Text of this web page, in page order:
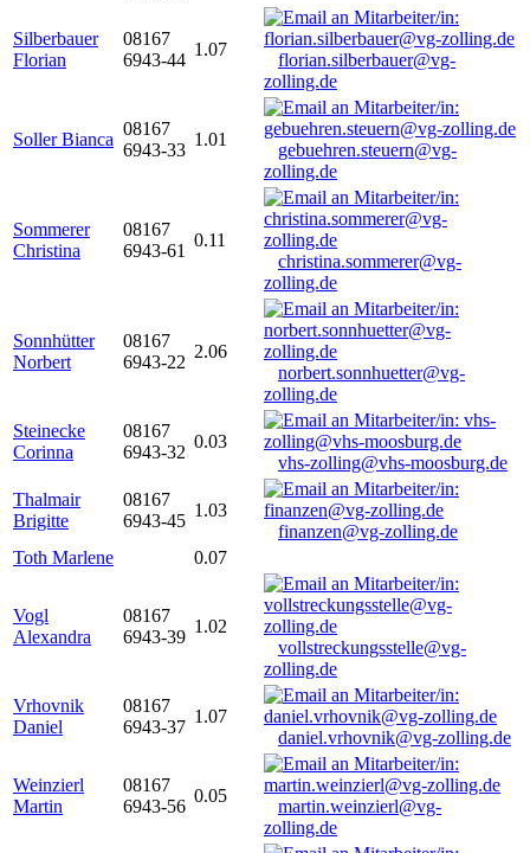
Silberbauer
Florian
08167
6943-44
1.07
florian.silberbauer@vg-
zolling.de
Soller Bianca
08167
6943-33
1.01
gebuehren.steuern@vg-
zolling.de
Sommerer
Christina
08167
6943-61
0.11
christina.sommerer@vg-
zolling.de
Sonnhütter
Norbert
08167
6943-22
2.06
norbert.sonnhuetter@vg-
zolling.de
Steinecke
Corinna
08167
6943-32
0.03
vhs-zolling@vhs-moosburg.de
Thalmair
Brigitte
08167
6943-45
1.03
finanzen@vg-zolling.de
Toth Marlene
0.07
Vogl
Alexandra
08167
6943-39
1.02
vollstreckungsstelle@vg-
zolling.de
Vrhovnik
Daniel
08167
6943-37
1.07
daniel.vrhovnik@vg-zolling.de
Weinzierl
Martin
08167
6943-56
0.05
martin.weinzierl@vg-
zolling.de